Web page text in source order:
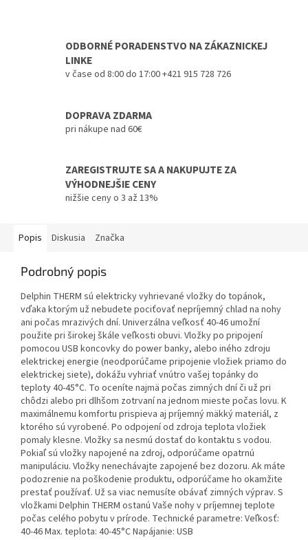
ODBORNÉ PORADENSTVO NA ZÁKAZNICKEJ
LINKE
v čase od 8:00 do 17:00 +421 915 728 726
DOPRAVA ZDARMA
pri nákupe nad 60€
ZAREGISTRUJTE SA A NAKUPUJTE ZA
VÝHODNEJŠIE CENY
nižšie ceny o 3 až 13%
Popis Diskusia Značka
Podrobný popis
Delphin THERM sú elektricky vyhrievané vložky do topánok,
vďaka ktorým už nebudete pociťovať nepríjemný chlad na nohy
ani počas mrazivých dní. Univerzálna veľkosť 40-46 umožní
použite pri širokej škále veľkosti obuvi. Vložky po pripojení
pomocou USB koncovky do power banky, alebo iného zdroju
elektrickej energie (neodporúčame pripojenie vložiek priamo do
elektrickej siete), dokážu vyhriať vnútro vašej topánky do
teploty 40-45°C. To oceníte najmä počas zimných dní či už pri
chôdzi alebo pri dlhšom zotrvaní na jednom mieste počas lovu. K
maximálnemu komfortu prispieva aj príjemný mäkký materiál, z
ktorého sú vyrobené. Po odpojení od zdroja teplota vložiek
pomaly klesne. Vložky sa nesmú dostať do kontaktu s vodou.
Pokiaľ sú vložky napojené na zdroj, odporúčame opatrnú
manipuláciu. Vložky nenechávajte zapojené bez dozoru. Ak máte
podozrenie na poškodenie produktu, odporúčame ho okamžite
prestať používať. Už sa viac nemusíte obávať zimných výprav. S
vložkami Delphin THERM ostanú Vaše nohy v príjemnej teplote
počas celého pobytu v prírode. Technické parametre: Veľkosť:
40-46 Max. teplota: 40-45°C Napájanie: USB